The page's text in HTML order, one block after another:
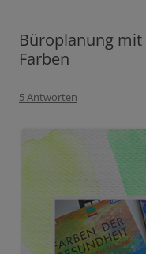
Büroplanung
Farben
5 Antworten